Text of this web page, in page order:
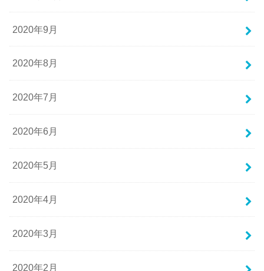
2020年9月
2020年8月
2020年7月
2020年6月
2020年5月
2020年4月
2020年3月
2020年2月